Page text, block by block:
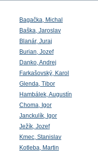
Bagačka, Michal
Baška, Jaroslav
Blanár, Juraj
Burian, Jozef
Danko, Andrej
Farkašovský, Karol
Glenda, Tibor
Hambálek, Augustín
Choma, Igor
Janckulík, Igor
Ježík, Jozef
Kmec, Stanislav
Kotleba, Martin